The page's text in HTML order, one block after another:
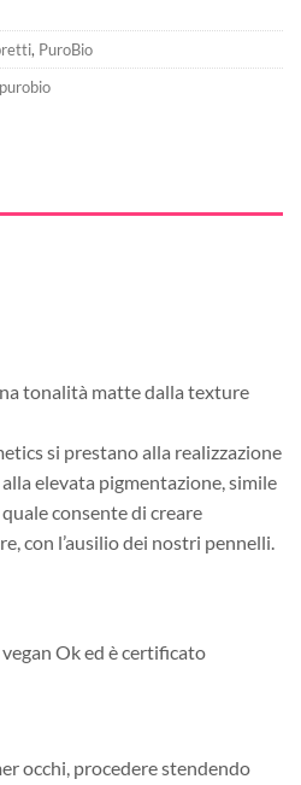
, PuroBio
purobio
tonalità matte dalla texture
si prestano alla realizzazione
elevata pigmentazione, simile
consente di creare
con l’ausilio dei nostri pennelli.
Ok ed è certificato
occhi, procedere stendendo